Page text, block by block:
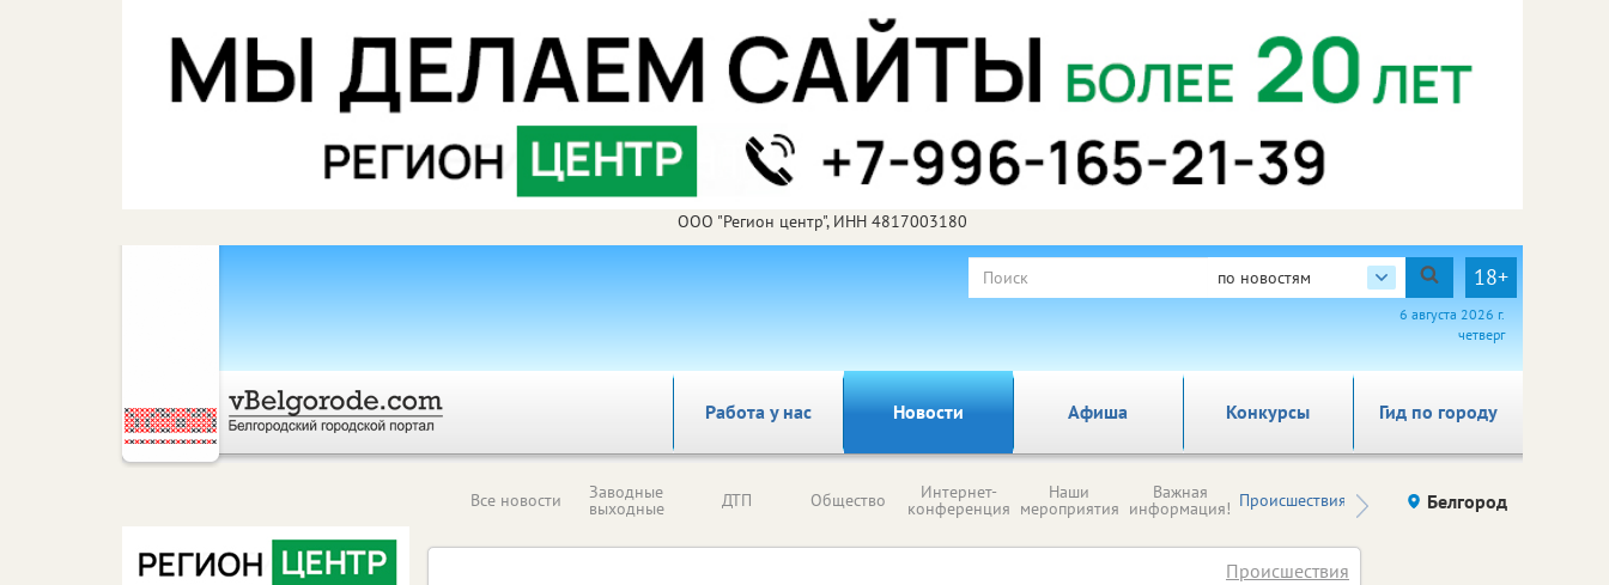
ООО "Регион центр", ИНН 4817003180
по новостям 18+
6 августа 2026 г.
четверг
Работа у нас Новости Афиша Гид по городу
Конкурсы
Все новости Заводные
выходные ДТП Общество Интернет-
конференция
Наши
мероприятия
Важная
информация! Происшествия Здоровье компаний (на
правах
Белгород
Происшествия